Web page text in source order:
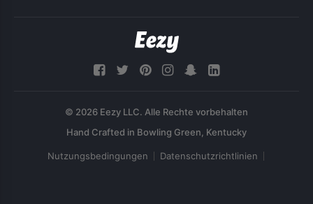
© 2026 Eezy LLC. Alle Rechte vorbehalten
Nutzungsbedingungen Datenschutzrichtlinien